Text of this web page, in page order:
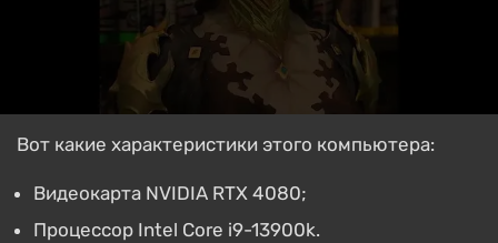
Вот какие характеристики этого компьютера:
Видеокарта NVIDIA RTX 4080;
Процессор Intel Core i9-13900k.